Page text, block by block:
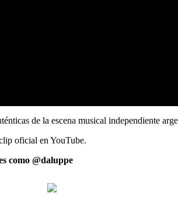
de la escena musical independiente
oficial en YouTube.
como @daluppe